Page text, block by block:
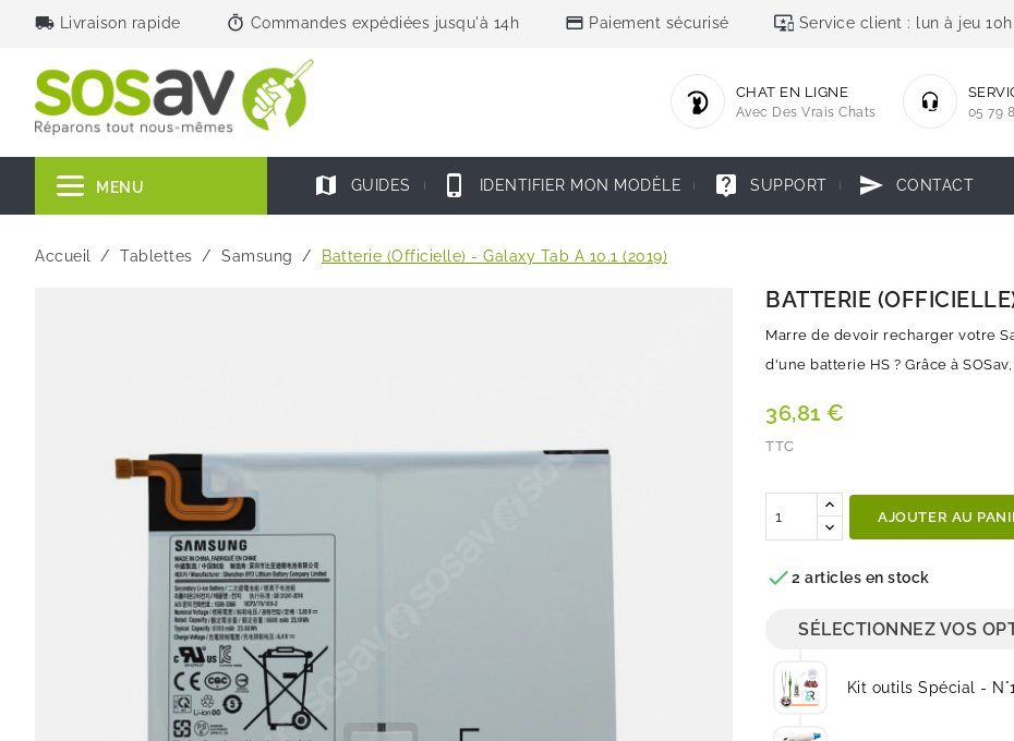
local_shipping Livraison rapide timer Commandes expédiées jusqu'à 14h credit_card Paiement sécurisé important_devices Service client : lun à jeu
05 79
CHAT EN LIGNE
Avec Des Vrais Chats
MENU map GUIDES phone_iphone IDENTIFIER MON MODÈLE live_help SUPPORT send CONTACT
Accueil Tablettes Samsung Batterie (Officielle) - Galaxy Tab A 10.1 (2019)
BATTERIE
Marre de devoir recharger votre
d'une batterie HS ? Grâce à
36,81 €
TTC
AJOUTER AU
2 articles en stock
SÉLECTIONNEZ VOS
Kit outils Spécial -